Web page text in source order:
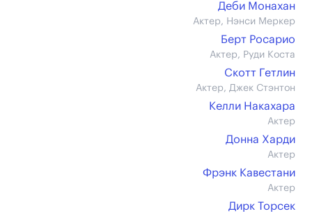
Деби Монахан
Актер, Нэнси Меркер
Берт Росарио
Актер, Руди Коста
Скотт Гетлин
Актер, Джек Стэнтон
Келли Накахара
Актер
Донна Харди
Актер
Фрэнк Кавестани
Актер
Дирк Торсек